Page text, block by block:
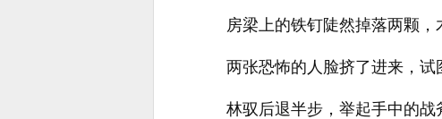
房梁上的铁钉陡然掉落两颗，
两张恐怖的人脸挤了进来，试
林驭后退半步，举起手中的战